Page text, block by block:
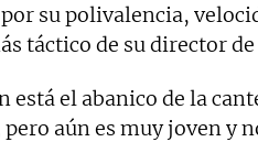
por su polivalencia,
táctico de su director
está el abanico de la
pero aún es muy joven y